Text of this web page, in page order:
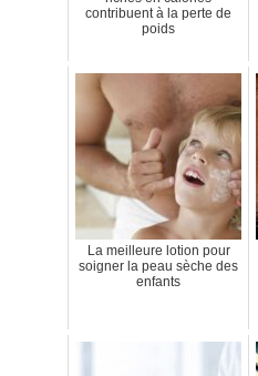
contribuent à la perte de
poids
La meilleure lotion pour
soigner la peau sèche des
enfants